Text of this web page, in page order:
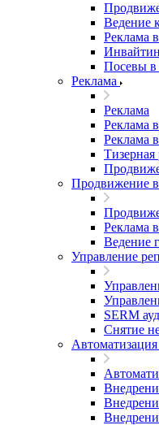
Ведение
Реклама
Посевы
Реклама
Реклама
Реклама
Реклама
Тизерная
Продвижение
Реклама
Ведение
Управление
SERM
Снятие